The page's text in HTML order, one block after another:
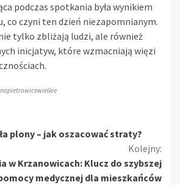
podczas spotkania była wynikiem
co czyni ten dzień niezapomnianym.
tylko zbliżają ludzi, ale również
inicjatyw, które wzmacniają więzi
plony – jak oszacować straty?
Kolejny:
w Krzanowicach: Klucz do szybszej
medycznej dla mieszkańców